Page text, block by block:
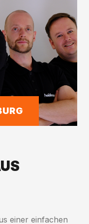
einer einfachen